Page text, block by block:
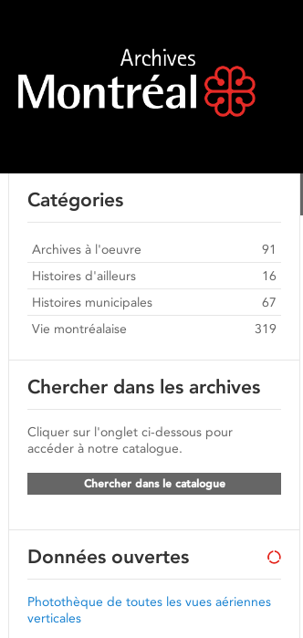
Catégories
Archives à l'oeuvre
91
Histoires d'ailleurs
16
Histoires municipales
67
Vie montréalaise
319
Chercher dans les archives
Cliquer sur l'onglet ci-dessous pour
accéder à notre catalogue.
Chercher dans le catalogue
Données ouvertes
Photothèque de toutes les vues aériennes
verticales